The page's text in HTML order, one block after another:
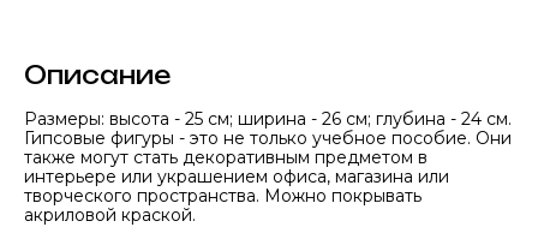
Описание
Размеры: высота - 25 см; ширина - 26 см; глубина - 24 см.
Гипсовые фигуры - это не только учебное пособие. Они
также могут стать декоративным предметом в
интерьере или украшением офиса, магазина или
творческого пространства. Можно покрывать
акриловой краской.